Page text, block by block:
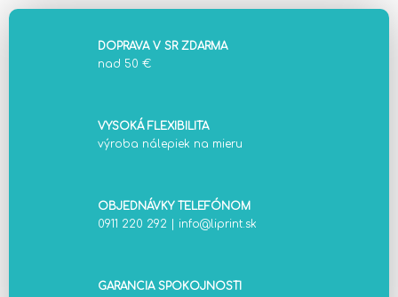
DOPRAVA V SR ZDARMA
nad 50 €
VYSOKÁ FLEXIBILITA
výroba nálepiek na mieru
OBJEDNÁVKY TELEFÓNOM
0911 220 292
info@liprint.sk
GARANCIA SPOKOJNOSTI